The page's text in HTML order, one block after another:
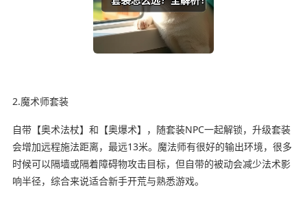
2.魔术师套装
自带【奥术法杖】和【奥爆术】，随套装NPC一起解锁，升级套装
会增加远程施法距离，最远13米。魔法师有很好的输出环境，很多
时候可以隔墙或隔着障碍物攻击目标，但自带的被动会减少法术影
响半径，综合来说适合新手开荒与熟悉游戏。